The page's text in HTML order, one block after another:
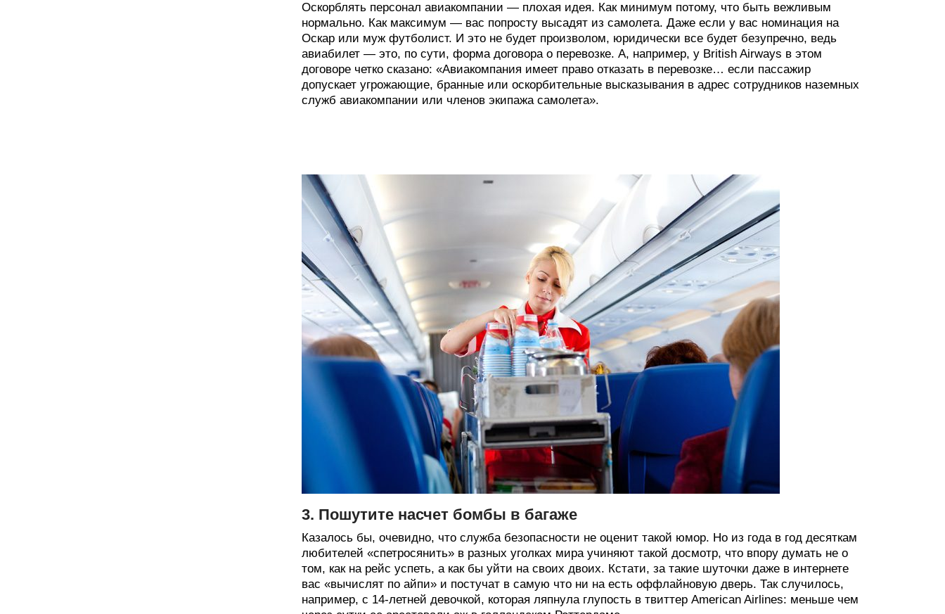
Оскорблять персонал авиакомпании — плохая идея. Как минимум потому, что быть вежливым
нормально. Как максимум — вас попросту высадят из самолета. Даже если у вас номинация на
Оскар или муж футболист. И это не будет произволом, юридически все будет безупречно, ведь
авиабилет — это, по сути, форма договора о перевозке. А, например, у British Airways в этом
договоре четко сказано: «Авиакомпания имеет право отказать в перевозке… если пассажир
допускает угрожающие, бранные или оскорбительные высказывания в адрес сотрудников наземных
служб авиакомпании или членов экипажа самолета».
3. Пошутите насчет бомбы в багаже
Казалось бы, очевидно, что служба безопасности не оценит такой юмор. Но из года в год десяткам
любителей «спетросянить» в разных уголках мира учиняют такой досмотр, что впору думать не о
том, как на рейс успеть, а как бы уйти на своих двоих. Кстати, за такие шуточки даже в интернете
вас «вычислят по айпи» и постучат в самую что ни на есть оффлайновую дверь. Так случилось,
например, с 14-летней девочкой, которая ляпнула глупость в твиттер American Airlines: меньше чем